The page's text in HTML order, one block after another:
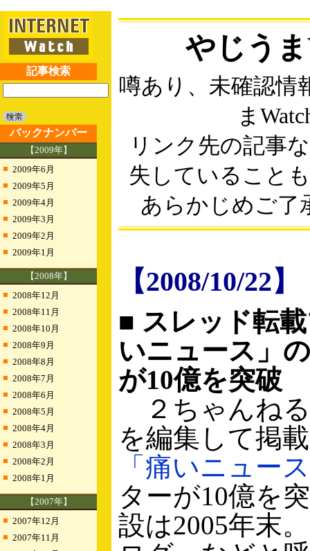
記事検索
バックナンバー
【2009年】
■ 2009年6月
■ 2009年5月
■ 2009年4月
■ 2009年3月
■ 2009年2月
■ 2009年1月
【2008年】
■ 2008年12月
■ 2008年11月
■ 2008年10月
■ 2008年9月
■ 2008年8月
■ 2008年7月
■ 2008年6月
■ 2008年5月
■ 2008年4月
■ 2008年3月
■ 2008年2月
■ 2008年1月
【2007年】
■ 2007年12月
■ 2007年11月
やじう
噂あり、未確認情
ま
リンク先の記事
失していること
あらかじめご了
【2008/10/22】
■ スレッド転
いニュース」
が10億を突破
２ちゃんね
を編集して掲
「痛いニュー
ターが10億を
設は2005年末